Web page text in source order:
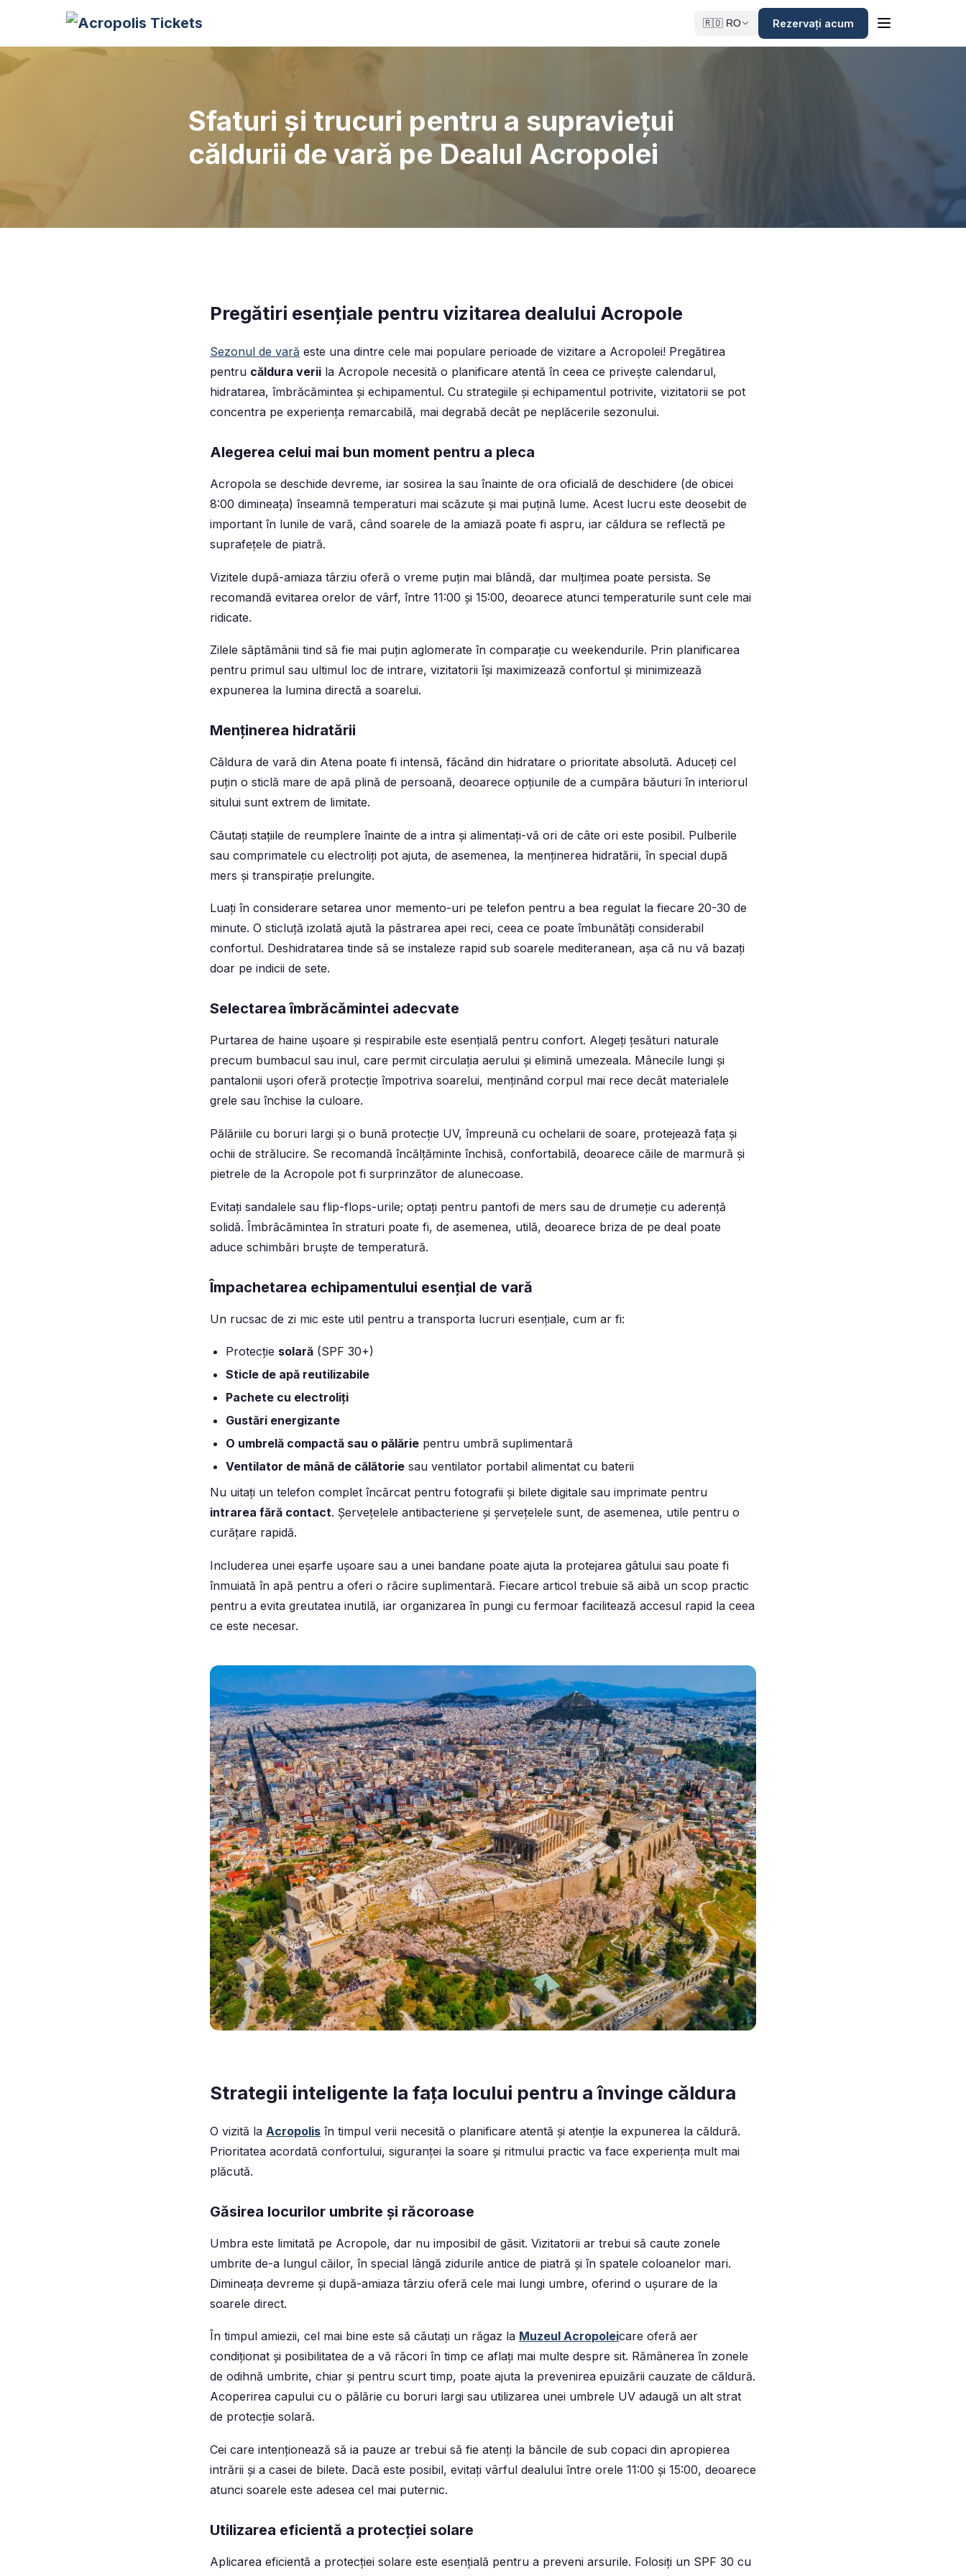
🇷🇴 RO Rezervați acum
Sfaturi și trucuri pentru a supraviețui
căldurii de vară pe Dealul Acropolei
Pregătiri esențiale pentru vizitarea dealului Acropole
Sezonul de vară este una dintre cele mai populare perioade de vizitare a Acropolei! Pregătirea
pentru căldura verii la Acropole necesită o planificare atentă în ceea ce privește calendarul,
hidratarea, îmbrăcămintea și echipamentul. Cu strategiile și echipamentul potrivite, vizitatorii se pot
concentra pe experiența remarcabilă, mai degrabă decât pe neplăcerile sezonului.
Alegerea celui mai bun moment pentru a pleca
Acropola se deschide devreme, iar sosirea la sau înainte de ora oficială de deschidere (de obicei
8:00 dimineața) înseamnă temperaturi mai scăzute și mai puțină lume. Acest lucru este deosebit de
important în lunile de vară, când soarele de la amiază poate fi aspru, iar căldura se reflectă pe
suprafețele de piatră.
Vizitele după-amiaza târziu oferă o vreme puțin mai blândă, dar mulțimea poate persista. Se
recomandă evitarea orelor de vârf, între 11:00 și 15:00, deoarece atunci temperaturile sunt cele mai
ridicate.
Zilele săptămânii tind să fie mai puțin aglomerate în comparație cu weekendurile. Prin planificarea
pentru primul sau ultimul loc de intrare, vizitatorii își maximizează confortul și minimizează
expunerea la lumina directă a soarelui.
Menținerea hidratării
Căldura de vară din Atena poate fi intensă, făcând din hidratare o prioritate absolută. Aduceți cel
puțin o sticlă mare de apă plină de persoană, deoarece opțiunile de a cumpăra băuturi în interiorul
sitului sunt extrem de limitate.
Căutați stațiile de reumplere înainte de a intra și alimentați-vă ori de câte ori este posibil. Pulberile
sau comprimatele cu electroliți pot ajuta, de asemenea, la menținerea hidratării, în special după
mers și transpirație prelungite.
Luați în considerare setarea unor memento-uri pe telefon pentru a bea regulat la fiecare 20-30 de
minute. O sticluță izolată ajută la păstrarea apei reci, ceea ce poate îmbunătăți considerabil
confortul. Deshidratarea tinde să se instaleze rapid sub soarele mediteranean, așa că nu vă bazați
doar pe indicii de sete.
Selectarea îmbrăcămintei adecvate
Purtarea de haine ușoare și respirabile este esențială pentru confort. Alegeți țesături naturale
precum bumbacul sau inul, care permit circulația aerului și elimină umezeala. Mânecile lungi și
pantalonii ușori oferă protecție împotriva soarelui, menținând corpul mai rece decât materialele
grele sau închise la culoare.
Pălăriile cu boruri largi și o bună protecție UV, împreună cu ochelarii de soare, protejează fața și
ochii de strălucire. Se recomandă încălțăminte închisă, confortabilă, deoarece căile de marmură și
pietrele de la Acropole pot fi surprinzător de alunecoase.
Evitați sandalele sau flip-flops-urile; optați pentru pantofi de mers sau de drumeție cu aderență
solidă. Îmbrăcămintea în straturi poate fi, de asemenea, utilă, deoarece briza de pe deal poate
aduce schimbări bruște de temperatură.
Împachetarea echipamentului esențial de vară
Un rucsac de zi mic este util pentru a transporta lucruri esențiale, cum ar fi:
Protecție solară (SPF 30+)
Sticle de apă reutilizabile
Pachete cu electroliți
Gustări energizante
O umbrelă compactă sau o pălărie pentru umbră suplimentară
Ventilator de mână de călătorie sau ventilator portabil alimentat cu baterii
Nu uitați un telefon complet încărcat pentru fotografii și bilete digitale sau imprimate pentru
intrarea fără contact. Șervețelele antibacteriene și șervețelele sunt, de asemenea, utile pentru o
curățare rapidă.
Includerea unei eșarfe ușoare sau a unei bandane poate ajuta la protejarea gâtului sau poate fi
înmuiată în apă pentru a oferi o răcire suplimentară. Fiecare articol trebuie să aibă un scop practic
pentru a evita greutatea inutilă, iar organizarea în pungi cu fermoar facilitează accesul rapid la ceea
ce este necesar.
Strategii inteligente la fața locului pentru a învinge căldura
O vizită la Acropolis în timpul verii necesită o planificare atentă și atenție la expunerea la căldură.
Prioritatea acordată confortului, siguranței la soare și ritmului practic va face experiența mult mai
plăcută.
Găsirea locurilor umbrite și răcoroase
Umbra este limitată pe Acropole, dar nu imposibil de găsit. Vizitatorii ar trebui să caute zonele
umbrite de-a lungul căilor, în special lângă zidurile antice de piatră și în spatele coloanelor mari.
Dimineața devreme și după-amiaza târziu oferă cele mai lungi umbre, oferind o ușurare de la
soarele direct.
În timpul amiezii, cel mai bine este să căutați un răgaz la Muzeul Acropoleicare oferă aer
condiționat și posibilitatea de a vă răcori în timp ce aflați mai multe despre sit. Rămânerea în zonele
de odihnă umbrite, chiar și pentru scurt timp, poate ajuta la prevenirea epuizării cauzate de căldură.
Acoperirea capului cu o pălărie cu boruri largi sau utilizarea unei umbrele UV adaugă un alt strat
de protecție solară.
Cei care intenționează să ia pauze ar trebui să fie atenți la băncile de sub copaci din apropierea
intrării și a casei de bilete. Dacă este posibil, evitați vârful dealului între orele 11:00 și 15:00, deoarece
atunci soarele este adesea cel mai puternic.
Utilizarea eficientă a protecției solare
Aplicarea eficientă a protecției solare este esențială pentru a preveni arsurile. Folosiți un SPF 30 cu